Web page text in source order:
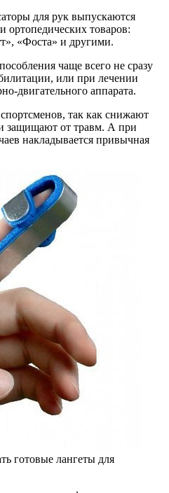
для рук выпускаются
ортопедических товаров:
«Фоста» и другими.
чаще всего не сразу
или при лечении
двигательного аппарата.
так как снижают
и защищают от травм. А при
накладывается привычная
готовые лангеты для